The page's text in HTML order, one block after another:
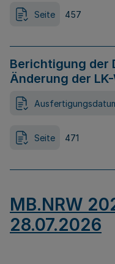
Seite 457
Berichtigung der
Änderung der
Seite 471
MB.NRW
28.07.2026